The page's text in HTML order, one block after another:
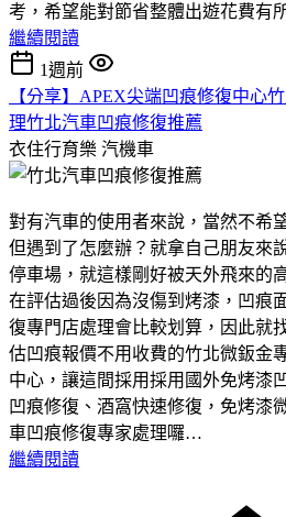
考，希望能對節省整體出遊花費有
繼續閱讀
1週前
【分享】APEX尖端凹痕修復中心
理竹北汽車凹痕修復推薦
衣住行育樂 汽機車
對有汽車的使用者來說，當然不希
但遇到了怎麼辦？就拿自己朋友來
停車場，就這樣剛好被天外飛來的
在評估過後因為沒傷到烤漆，凹痕
復專門店處理會比較划算，因此就
估凹痕報價不用收費的竹北微鈑金
中心，讓這間採用採用國外免烤漆
凹痕修復、酒窩快速修復，免烤漆
車凹痕修復專家處理囉…
繼續閱讀